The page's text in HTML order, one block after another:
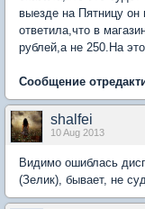
выезде на Пятницу он
ответила,что в
рублей,а не 250.На
Сообщение
shalfei
10 Aug 2013
Видимо ошиблась
(Зелик), бывает, не